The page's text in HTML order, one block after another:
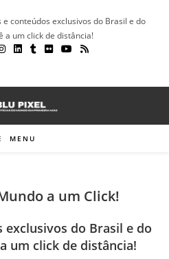
conteúdos exclusivos do Brasil e do
a um click de distância!
MENU
a um Click!
exclusivos do Brasil e do
um click de distância!